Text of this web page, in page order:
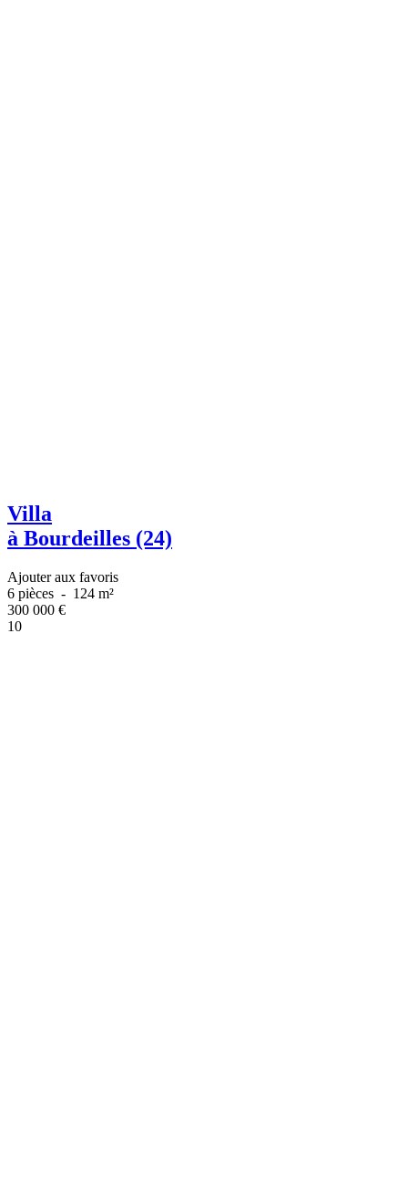
Villa
à Bourdeilles (24)
Ajouter aux favoris
6 pièces - 124 m²
300 000 €
10